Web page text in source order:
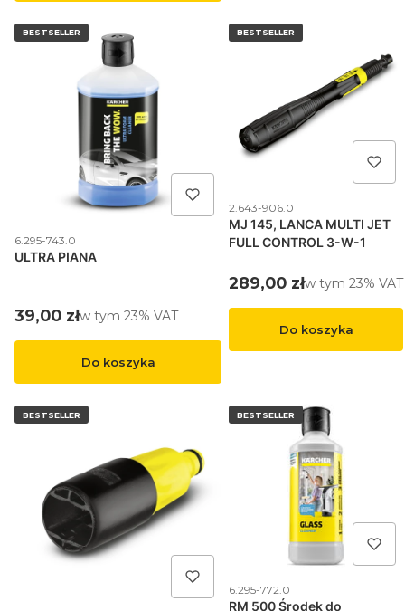
BESTSELLER
Kod produktu
6.295-743.0
ULTRA PIANA
Cena brutto
39,00 złw tym %s VAT
w tym 23% VAT
Do koszyka
BESTSELLER
Kod produktu
2.643-906.0
MJ 145, LANCA MULTI JET
FULL CONTROL 3-W-1
Cena brutto
289,00 złw tym %s VAT
w tym 23% VAT
Do koszyka
BESTSELLER BESTSELLER
Kod produktu
6.295-772.0
RM 500 Środek do